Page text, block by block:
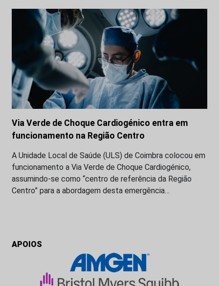
Via Verde de Choque Cardiogénico entra em
funcionamento na Região Centro
A Unidade Local de Saúde (ULS) de Coimbra colocou em
funcionamento a Via Verde de Choque Cardiogénico,
assumindo-se como “centro de referência da Região
Centro” para a abordagem desta emergência…
APOIOS